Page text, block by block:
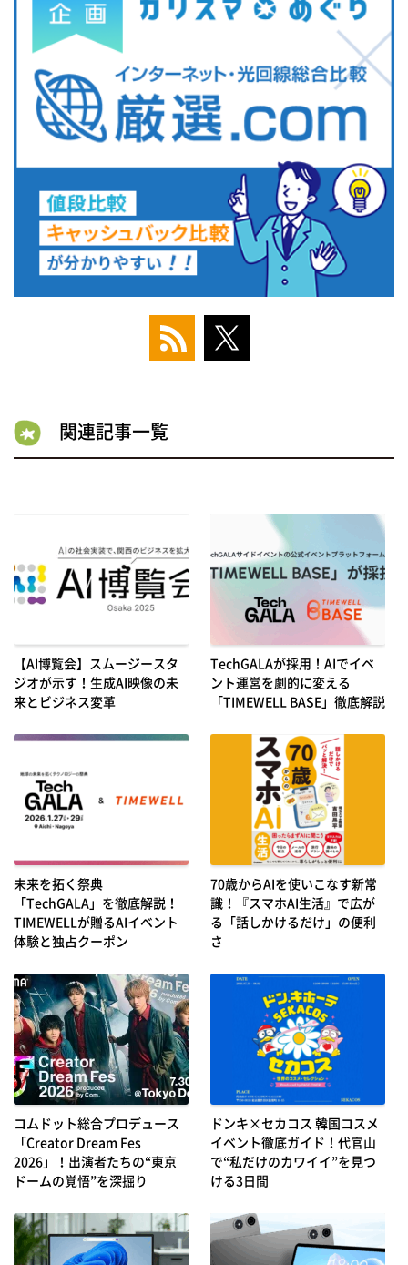
関連記事一覧
【AI博覧会】スムージースタ
ジオが示す！生成AI映像の未
来とビジネス変革
TechGALAが採用！AIでイベ
ント運営を劇的に変える
「TIMEWELL BASE」徹底解説
未来を拓く祭典
「TechGALA」を徹底解説！
TIMEWELLが贈るAIイベント
体験と独占クーポン
70歳からAIを使いこなす新常
識！『スマホAI生活』で広が
る「話しかけるだけ」の便利
さ
コムドット総合プロデュース
「Creator Dream Fes
2026」！出演者たちの“東京
ドームの覚悟”を深掘り
ドンキ×セカコス 韓国コスメ
イベント徹底ガイド！代官山
で“私だけのカワイイ”を見つ
ける3日間